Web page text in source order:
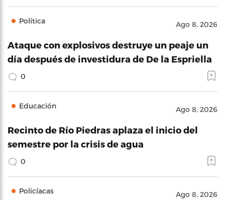
Política Ago 8, 2026
Ataque con explosivos destruye un peaje un
día después de investidura de De la Espriella
0
Educación Ago 8, 2026
Recinto de Río Piedras aplaza el inicio del
semestre por la crisis de agua
0
Policíacas Ago 8, 2026